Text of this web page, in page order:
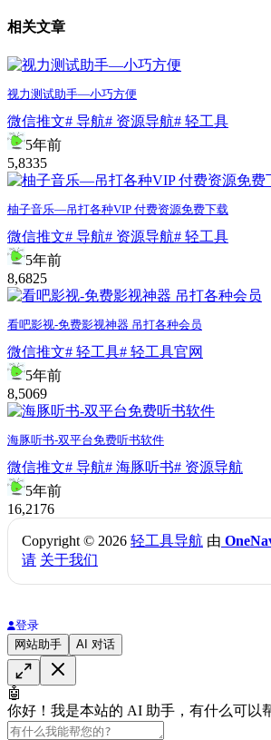
相关文章
视力测试助手—小巧方便
微信推文# 导航# 资源导航# 轻工具
5年前
5,8335
柚子音乐—吊打各种VIP 付费资源免费下载
微信推文# 导航# 资源导航# 轻工具
5年前
8,6825
看吧影视-免费影视神器 吊打各种会员
微信推文# 轻工具# 轻工具官网
5年前
8,5069
海豚听书-双平台免费听书软件
微信推文# 导航# 海豚听书# 资源导航
5年前
16,2176
Copyright © 2026 轻工具导航 由
请 关于我们
登录
网站助手
AI 对话
🤖
你好！我是本站的 AI 助手，有什么可以